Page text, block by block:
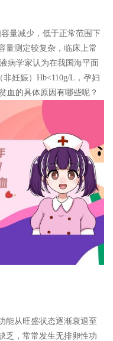
量减少，低于正常范围下
量测定较复杂，临床上常
病学家认为在我国海平面
妊娠）Hb<110g/L，孕妇
血的具体原因有哪些呢？
能从旺盛状态逐渐衰退至
乏，常常发生无排卵性功